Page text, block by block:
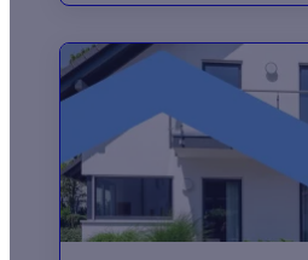
permettent de
on vous explique.